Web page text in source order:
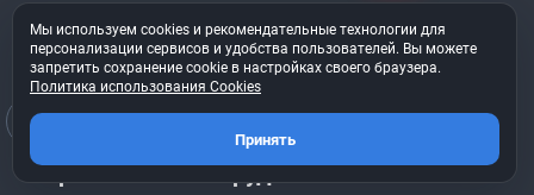
Станки деревообрабатывающие
Дополнительное оборудование
Расходные материалы
Строительное оборудование
Мы используем cookies и рекомендательные технологии для
персонализации сервисов и удобства пользователей. Вы можете
запретить сохранение cookie в настройках своего браузера.
Политика использования Cookies
Принять